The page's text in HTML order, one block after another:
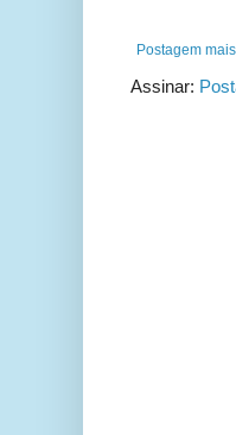
Postagem
Assinar: